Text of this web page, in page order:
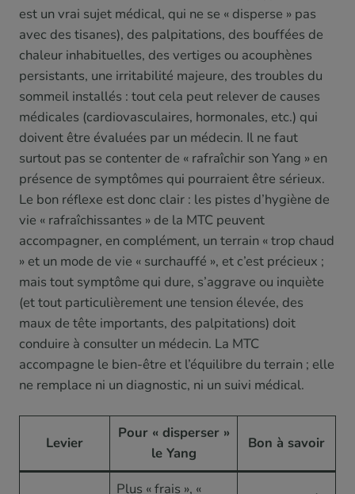
est un vrai sujet médical, qui ne se « disperse » pas
avec des tisanes), des palpitations, des bouffées de
chaleur inhabituelles, des vertiges ou acouphènes
persistants, une irritabilité majeure, des troubles du
sommeil installés : tout cela peut relever de causes
médicales (cardiovasculaires, hormonales, etc.) qui
doivent être évaluées par un médecin. Il ne faut
surtout pas se contenter de « rafraîchir son Yang » en
présence de symptômes qui pourraient être sérieux.
Le bon réflexe est donc clair : les pistes d’hygiène de
vie « rafraîchissantes » de la MTC peuvent
accompagner, en complément, un terrain « trop chaud
» et un mode de vie « surchauffé », et c’est précieux ;
mais tout symptôme qui dure, s’aggrave ou inquiète
(et tout particulièrement une tension élevée, des
maux de tête importants, des palpitations) doit
conduire à consulter un médecin. La MTC
accompagne le bien-être et l’équilibre du terrain ; elle
ne remplace ni un diagnostic, ni un suivi médical.
Levier
Pour « disperser »
le Yang
Bon à savoir
Plus « frais », «